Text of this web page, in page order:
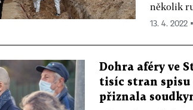
několik
13. 4. 2022
Dohra aféry ve
tisíc stran
přiznala